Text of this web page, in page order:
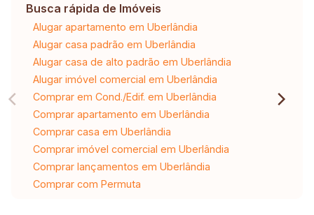
Busca rápida de Imóveis
Alugar apartamento em Uberlândia
Alugar casa padrão em Uberlândia
Alugar casa de alto padrão em Uberlândia
Alugar imóvel comercial em Uberlândia
Comprar em Cond./Edif. em Uberlândia
Comprar apartamento em Uberlândia
Comprar casa em Uberlândia
Comprar imóvel comercial em Uberlândia
Comprar lançamentos em Uberlândia
Comprar com Permuta